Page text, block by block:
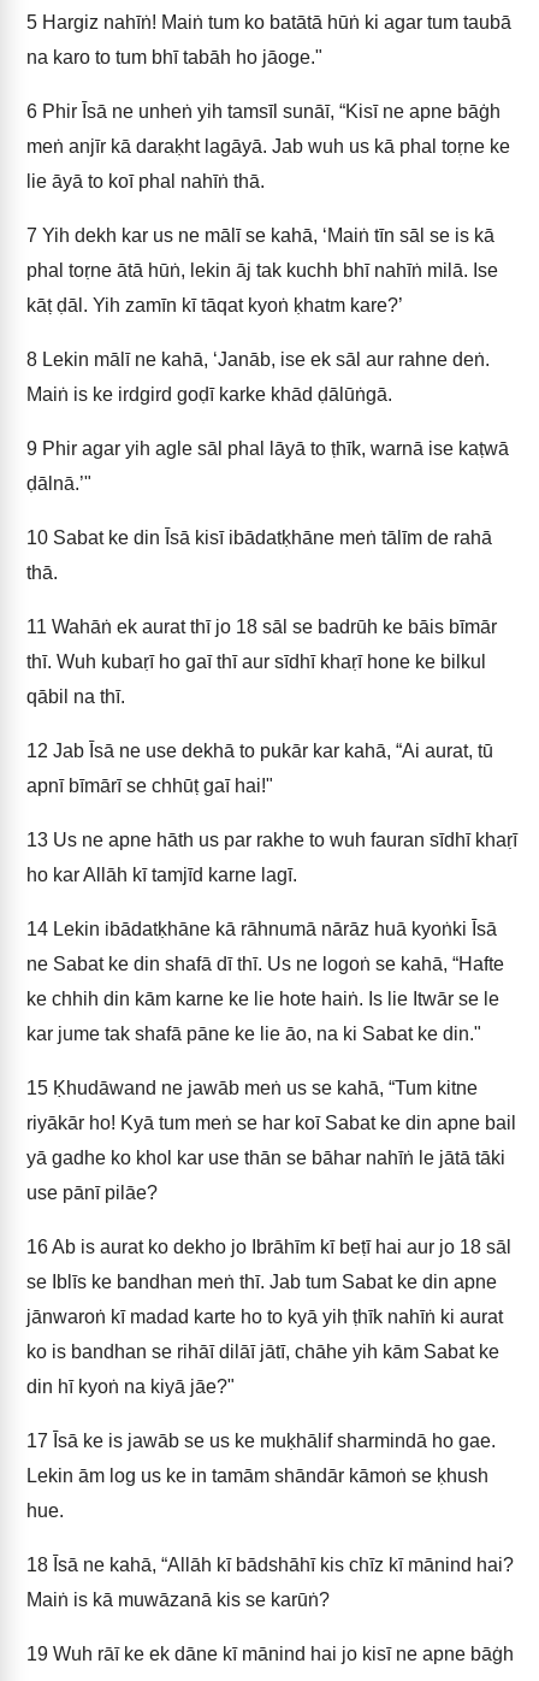
5 Hargiz nahīṅ! Maiṅ tum ko batātā hūṅ ki agar tum taubā
na karo to tum bhī tabāh ho jāoge."
6 Phir Īsā ne unheṅ yih tamsīl sunāī, “Kisī ne apne bāġh
meṅ anjīr kā daraḳht lagāyā. Jab wuh us kā phal toṛne ke
lie āyā to koī phal nahīṅ thā.
7 Yih dekh kar us ne mālī se kahā, ‘Maiṅ tīn sāl se is kā
phal toṛne ātā hūṅ, lekin āj tak kuchh bhī nahīṅ milā. Ise
kāṭ ḍāl. Yih zamīn kī tāqat kyoṅ ḳhatm kare?’
8 Lekin mālī ne kahā, ‘Janāb, ise ek sāl aur rahne deṅ.
Maiṅ is ke irdgird goḍī karke khād ḍālūṅgā.
9 Phir agar yih agle sāl phal lāyā to ṭhīk, warnā ise kaṭwā
ḍālnā.’"
10 Sabat ke din Īsā kisī ibādatḳhāne meṅ tālīm de rahā
thā.
11 Wahāṅ ek aurat thī jo 18 sāl se badrūh ke bāis bīmār
thī. Wuh kubaṛī ho gaī thī aur sīdhī khaṛī hone ke bilkul
qābil na thī.
12 Jab Īsā ne use dekhā to pukār kar kahā, “Ai aurat, tū
apnī bīmārī se chhūṭ gaī hai!"
13 Us ne apne hāth us par rakhe to wuh fauran sīdhī khaṛī
ho kar Allāh kī tamjīd karne lagī.
14 Lekin ibādatḳhāne kā rāhnumā nārāz huā kyoṅki Īsā
ne Sabat ke din shafā dī thī. Us ne logoṅ se kahā, “Hafte
ke chhih din kām karne ke lie hote haiṅ. Is lie Itwār se le
kar jume tak shafā pāne ke lie āo, na ki Sabat ke din."
15 Ḳhudāwand ne jawāb meṅ us se kahā, “Tum kitne
riyākār ho! Kyā tum meṅ se har koī Sabat ke din apne bail
yā gadhe ko khol kar use thān se bāhar nahīṅ le jātā tāki
use pānī pilāe?
16Ab is aurat ko dekho jo Ibrāhīm kī beṭī hai aur jo 18 sāl
se Iblīs ke bandhan meṅ thī. Jab tum Sabat ke din apne
jānwaroṅ kī madad karte ho to kyā yih ṭhīk nahīṅ ki aurat
ko is bandhan se rihāī dilāī jātī, chāhe yih kām Sabat ke
din hī kyoṅ na kiyā jāe?"
17 Īsā ke is jawāb se us ke muḳhālif sharmindā ho gae.
Lekin ām log us ke in tamām shāndār kāmoṅ se ḳhush
hue.
18 Īsā ne kahā, “Allāh kī bādshāhī kis chīz kī mānind hai?
Maiṅ is kā muwāzanā kis se karūṅ?
19 Wuh rāī ke ek dāne kī mānind hai jo kisī ne apne bāġh